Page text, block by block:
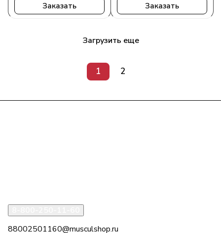
Заказать Заказать
Загрузить еще
1 2
88002501160@musculshop.ru